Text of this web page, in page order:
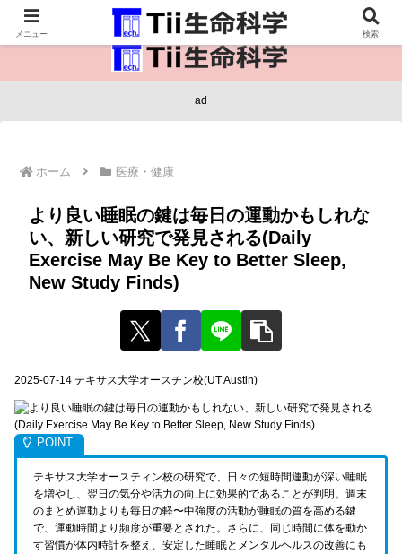
医療保健・生命・生物の情報インフラ。
ad
ホーム 医療・健康
より良い睡眠の鍵は毎日の運動かもしれな
い、新しい研究で発見される(Daily
Exercise May Be Key to Better Sleep,
New Study Finds)
2025-07-14 テキサス大学オースチン校(UT Austin)
テキサス大学オースティン校の研究で、日々の短時間運動が深い睡眠
を増やし、翌日の気分や活力の向上に効果的であることが判明。週末
のまとめ運動よりも毎日の軽〜中強度の活動が睡眠の質を高める鍵
で、運動時間より頻度が重要とされた。さらに、同じ時間に体を動か
す習慣が体内時計を整え、安定した睡眠とメンタルヘルスの改善にも
メニュー 検索